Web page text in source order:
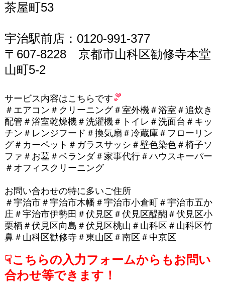
茶屋町53
宇治駅前店：0120-991-377
〒607-8228 京都市山科区勧修寺本堂
山町5-2
サービス内容はこちらです
＃エアコン＃クリーニング＃室外機＃浴室＃追炊き
配管＃浴室乾燥機＃洗濯機＃トイレ＃洗面台＃キッ
チン＃レンジフード＃換気扇＃冷蔵庫＃フローリン
グ＃カーペット＃ガラスサッシ＃壁色染色＃椅子ソ
ファ＃お墓＃ベランダ＃家事代行＃ハウスキーパー
＃オフィスクリーニング
お問い合わせの特に多いご住所
＃宇治市＃宇治市木幡＃宇治市小倉町＃宇治市五か
庄＃宇治市伊勢田＃伏見区＃伏見区醍醐＃伏見区小
栗栖＃伏見区向島＃伏見区桃山＃山科区＃山科区竹
鼻＃山科区勧修寺＃東山区＃南区＃中京区
☟こちらの入力フォームからもお問い
合わせ等できます！